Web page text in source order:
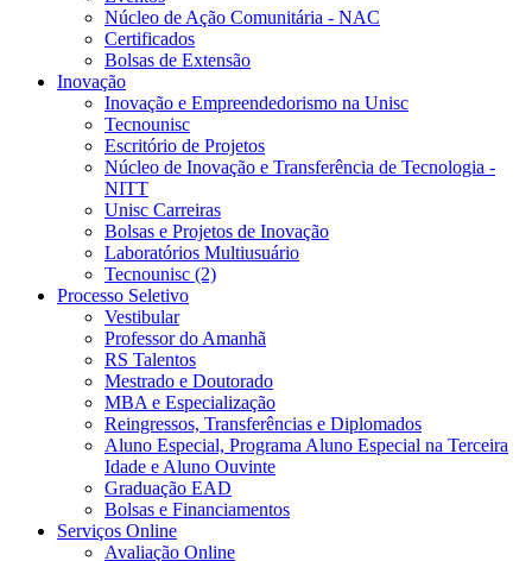
Núcleo de Ação Comunitária - NAC
Certificados
Bolsas de Extensão
Inovação
Inovação e Empreendedorismo na Unisc
Tecnounisc
Escritório de Projetos
Núcleo de Inovação e Transferência de Tecnologia -
NITT
Unisc Carreiras
Bolsas e Projetos de Inovação
Laboratórios Multiusuário
Tecnounisc (2)
Processo Seletivo
Vestibular
Professor do Amanhã
RS Talentos
Mestrado e Doutorado
MBA e Especialização
Reingressos, Transferências e Diplomados
Aluno Especial, Programa Aluno Especial na Terceira
Idade e Aluno Ouvinte
Graduação EAD
Bolsas e Financiamentos
Serviços Online
Avaliação Online